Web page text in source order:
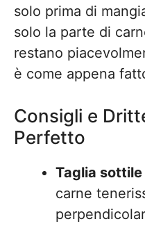
solo prima di
solo la parte di
restano
è come appena
Consigli e
Perfetto
Taglia
carne